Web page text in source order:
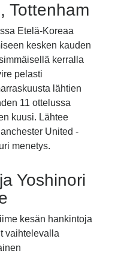
Tottenham
Etelä-Koreaa
kesken kauden
kerralla
pelasti
lähtien
11 ottelussa
kuusi. Lähtee
United -
menetys.
Yoshinori
kesän hankintoja
vaihtelevalla